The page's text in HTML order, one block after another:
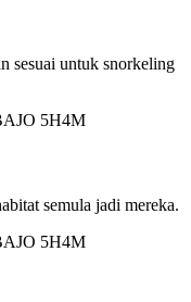
sesuai untuk snorkeling
semula jadi mereka.